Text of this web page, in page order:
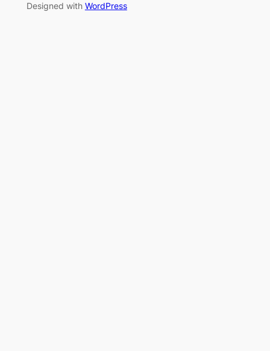
Designed with WordPress